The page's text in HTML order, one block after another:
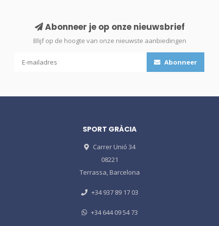
Abonneer je op onze nieuwsbrief
Blijf op de hoogte van onze nieuwste aanbiedingen
Abonneer
SPORT GRÀCIA
Carrer Unió 34
08221
Terrassa, Barcelona
+34 937 89 17 03
+34 644 09 54 73